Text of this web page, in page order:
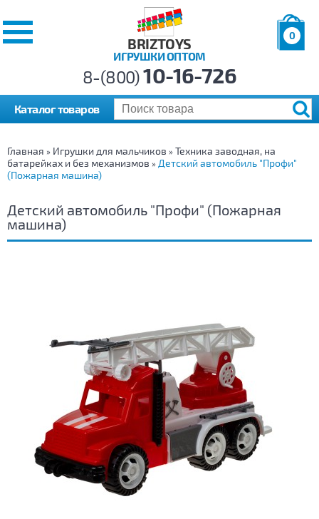
BRIZTOYS
ИГРУШКИ ОПТОМ
0
р.
8-(800)10-16-726
Каталог товаров
Главная » Игрушки для мальчиков » Техника заводная, на
батарейках и без механизмов » Детский автомобиль "Профи"
(Пожарная машина)
Детский автомобиль "Профи" (Пожарная
машина)